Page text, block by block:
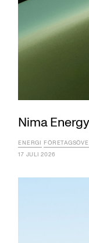
Nima
ENERGI
17 JULI 2026